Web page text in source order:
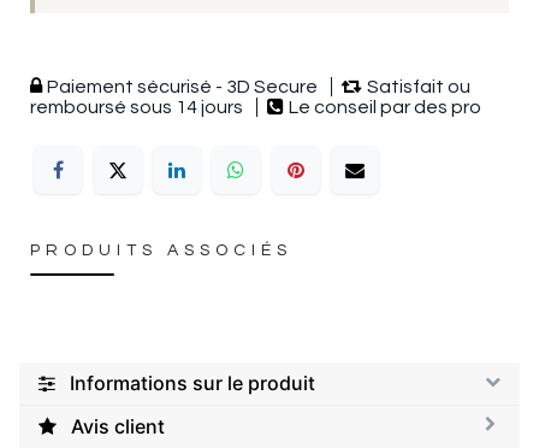
Paiement sécurisé - 3D Secure
Satisfait ou
remboursé sous 14 jours
Le conseil par des pro
PRODUITS ASSOCIÉS
Informations sur le produit
Avis client